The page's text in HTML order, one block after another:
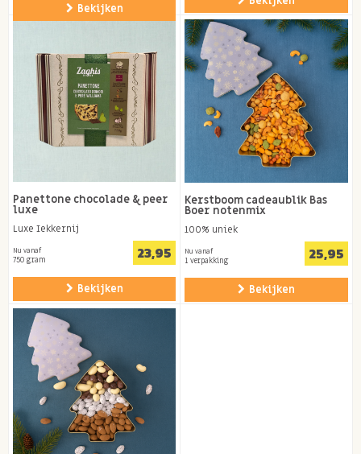
Bekijken
Panettone chocolade & peer
luxe
Luxe Iekkernij
Nu vanaf
750 gram 23,95
Bekijken
Kerstboom cadeaublik Bas
Boer notenmix
100% uniek
Nu vanaf
1 verpakking 25,95
Bekijken